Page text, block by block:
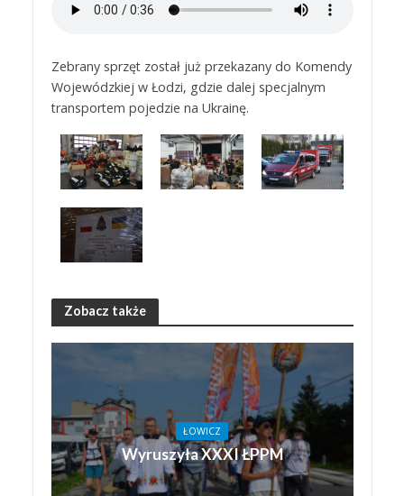
Zebrany sprzęt został już przekazany do Komendy
Wojewódzkiej w Łodzi, gdzie dalej specjalnym
transportem pojedzie na Ukrainę.
Zobacz także
ŁOWICZ
Wyruszyła XXXI ŁPPM